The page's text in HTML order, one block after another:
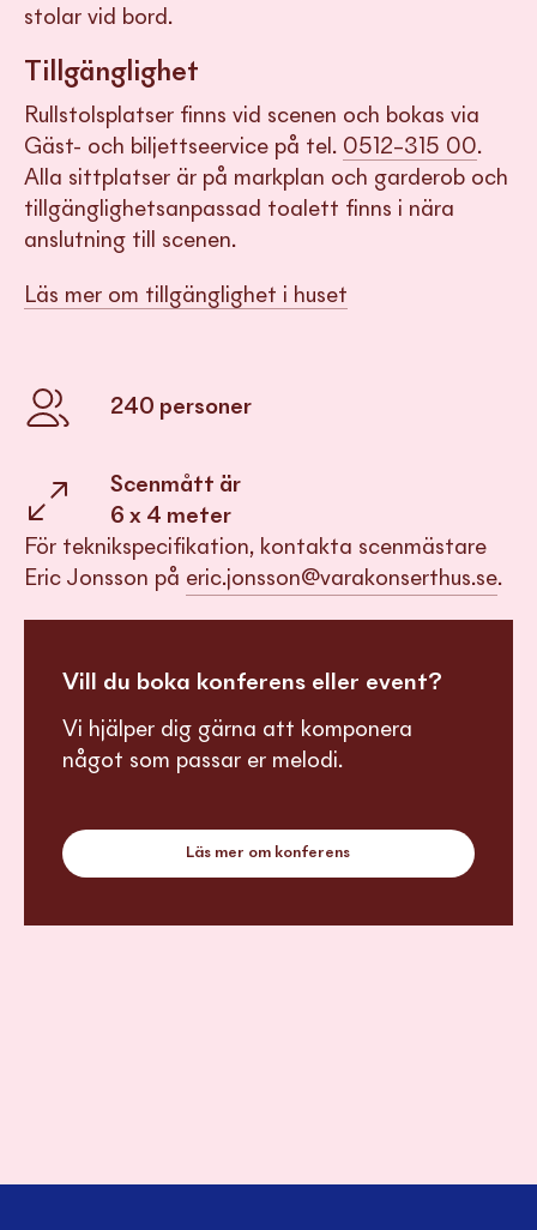
stolar vid bord.
Tillgänglighet
Rullstolsplatser finns vid scenen och bokas via
Gäst- och biljettseervice på tel. 0512–315 00.
Alla sittplatser är på markplan och garderob och
tillgänglighetsanpassad toalett finns i nära
anslutning till scenen.
Läs mer om tillgänglighet i huset
240 personer
Scenmått är
6 x 4 meter
För teknikspecifikation, kontakta scenmästare
Eric Jonsson på eric.jonsson@varakonserthus.se.
Vill du boka konferens eller event?
Vi hjälper dig gärna att komponera
något som passar er melodi.
Läs mer om konferens